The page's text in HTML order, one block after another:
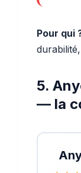
Pour qui
5.
— la